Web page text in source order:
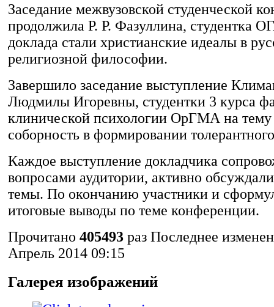
Заседание межвузовской студенческой
продолжила Р. Р. Фазуллина, студентка
доклада стали христианские идеалы в
религиозной философии.
Завершило заседание выступление
Людмилы Игоревны, студентки 3 курса
клинической психологии ОрГМА на тему
соборность в формировании
Каждое выступление докладчика
вопросами аудитории, активно
темы. По окончанию участники и
итоговые выводы по теме конференции.
Прочитано 405493 раз Последнее
Апрель 2014 09:15
Галерея изображений